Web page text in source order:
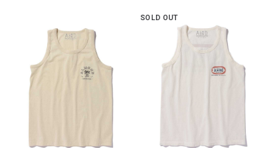
SOLD OUT